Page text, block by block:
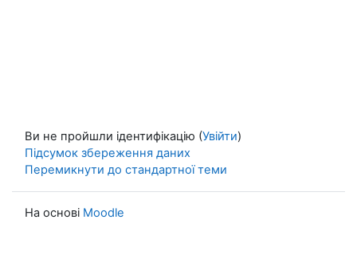
Ви не пройшли ідентифікацію (Увійти)
Підсумок збереження даних
Перемикнути до стандартної теми
На основі Moodle